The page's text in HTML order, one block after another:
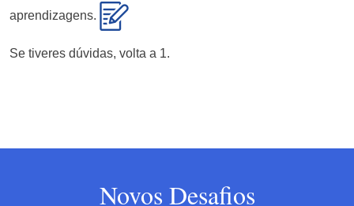
aprendizagens.
Se tiveres dúvidas, volta a 1.
Novos Desafios